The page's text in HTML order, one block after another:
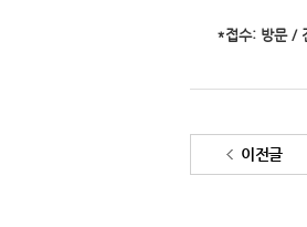
*접수: 방문 /
이전글